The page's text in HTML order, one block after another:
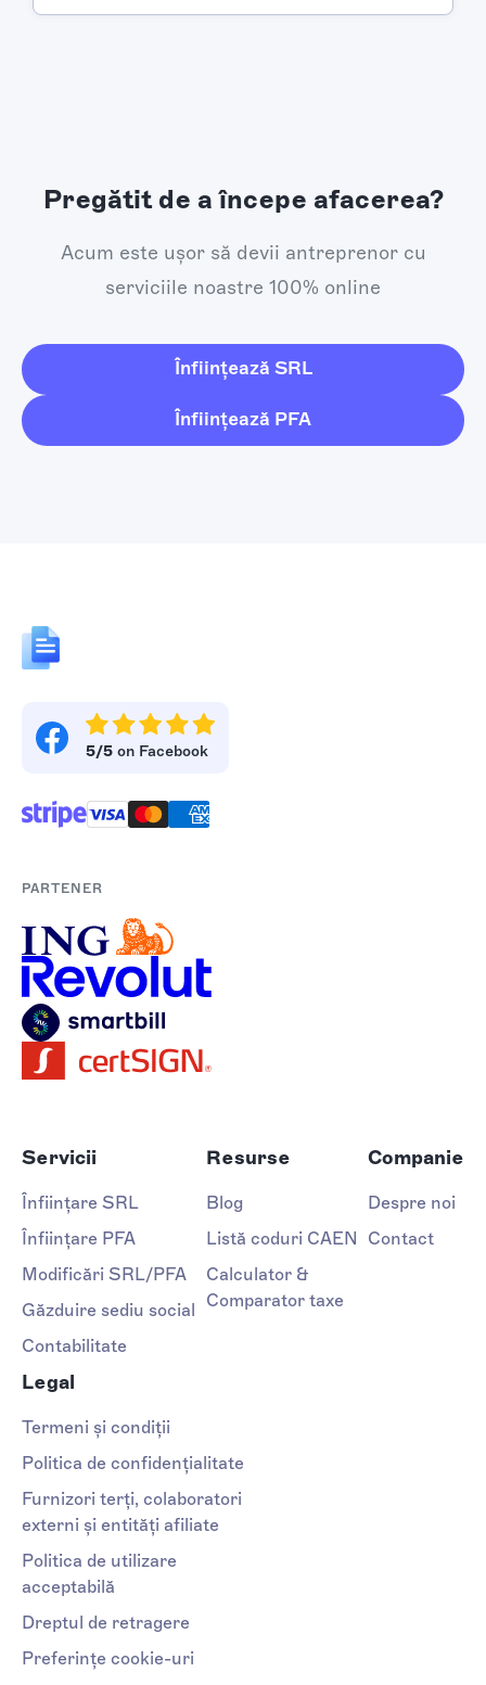
Pregătit de a începe afacerea?
Acum este ușor să devii antreprenor cu
serviciile noastre 100% online
Înființează SRL
Înființează PFA
5/5 on Facebook
PARTENER
Servicii
Înființare SRL
Înființare PFA
Modificări SRL/PFA
Găzduire sediu social
Contabilitate
Resurse
Blog
Listă coduri CAEN
Calculator &
Comparator taxe
Companie
Despre noi
Contact
Legal
Termeni și condiții
Politica de confidențialitate
Furnizori terți, colaboratori
externi și entități afiliate
Politica de utilizare
acceptabilă
Dreptul de retragere
Preferințe cookie-uri